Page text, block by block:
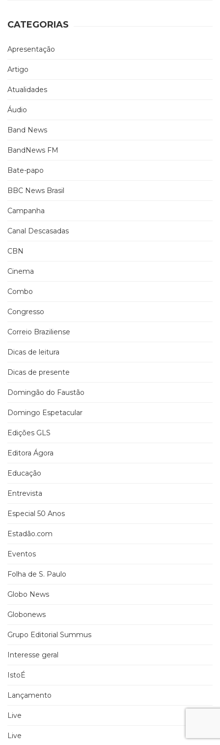
CATEGORIAS
Apresentação
Artigo
Atualidades
Áudio
Band News
BandNews FM
Bate-papo
BBC News Brasil
Campanha
Canal Descasadas
CBN
Cinema
Combo
Congresso
Correio Braziliense
Dicas de leitura
Dicas de presente
Domingão do Faustão
Domingo Espetacular
Edições GLS
Editora Ágora
Educação
Entrevista
Especial 50 Anos
Estadão.com
Eventos
Folha de S. Paulo
Globo News
Globonews
Grupo Editorial Summus
Interesse geral
IstoÉ
Lançamento
Live
Live